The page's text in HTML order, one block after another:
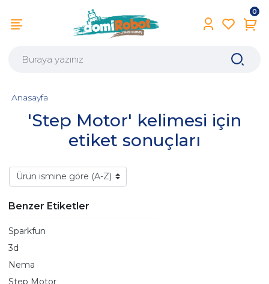
0
'Step Motor' kelimesi için
etiket sonuçları
Anasayfa
Benzer Etiketler
Sparkfun
3d
Nema
Step Motor